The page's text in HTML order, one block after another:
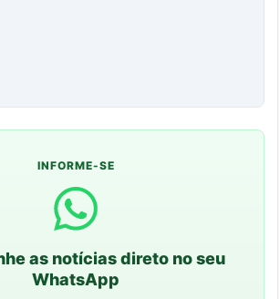
INFORME-SE
as notícias direto no seu
WhatsApp